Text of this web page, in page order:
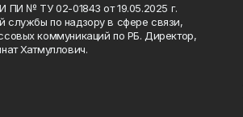
ПИ № ТУ 02-01843 от 19.05.2025 г.
службы по надзору в сфере связи,
коммуникаций по РБ. Директор,
Хатмуллович.